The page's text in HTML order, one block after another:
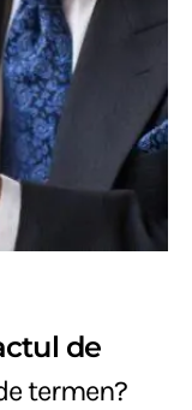
de
termen?